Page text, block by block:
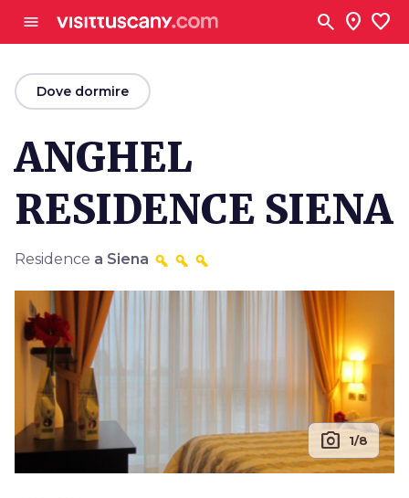
menu search location_on favorite
arrow_backDove dormire
ANGHEL
RESIDENCE SIENA
Residence a Siena
photo_camera 1/8